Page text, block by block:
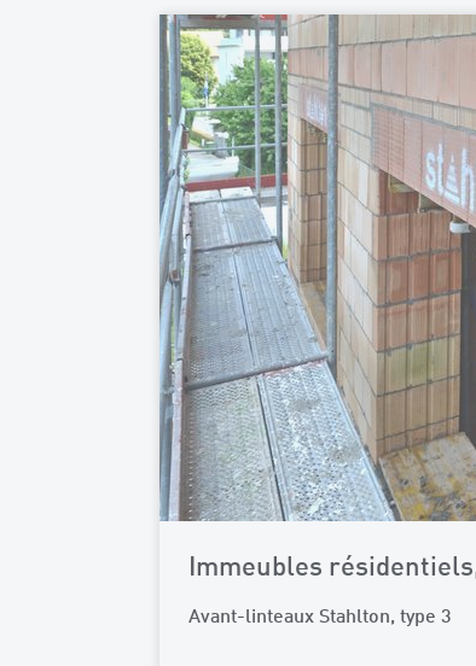
Immeubles
Avant-linteaux Stahlton, type 3